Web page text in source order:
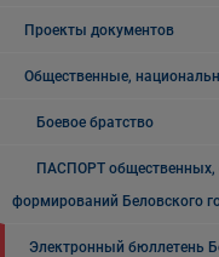
Проекты документов
Общественные,
Боевое братство
ПАСПОРТ общественных,
формирований Беловского
Электронный бюллетень